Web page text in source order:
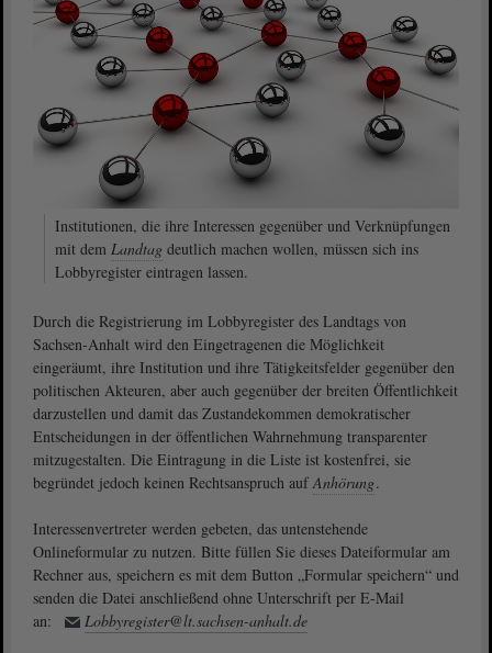
Institutionen, die ihre Interessen gegenüber und Verknüpfungen
mit dem Landtag deutlich machen wollen, müssen sich ins
Lobbyregister eintragen lassen.
Durch die Registrierung im Lobbyregister des Landtags von
Sachsen-Anhalt wird den Eingetragenen die Möglichkeit
eingeräumt, ihre Institution und ihre Tätigkeitsfelder gegenüber den
politischen Akteuren, aber auch gegenüber der breiten Öffentlichkeit
darzustellen und damit das Zustandekommen demokratischer
Entscheidungen in der öffentlichen Wahrnehmung transparenter
mitzugestalten. Die Eintragung in die Liste ist kostenfrei, sie
begründet jedoch keinen Rechtsanspruch auf Anhörung.
Interessenvertreter werden gebeten, das untenstehende
Onlineformular zu nutzen. Bitte füllen Sie dieses Dateiformular am
Rechner aus, speichern es mit dem Button „Formular speichern“ und
senden die Datei anschließend ohne Unterschrift per E-Mail
an:
Lobbyregister@lt.sachsen-anhalt.de